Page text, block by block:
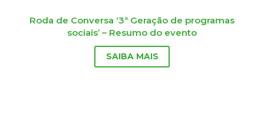
Roda de Conversa ‘3ª Geração de programas
sociais’ – Resumo do evento
SAIBA MAIS